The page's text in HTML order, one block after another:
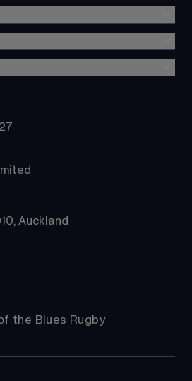
Auckland
the Blues Rugby